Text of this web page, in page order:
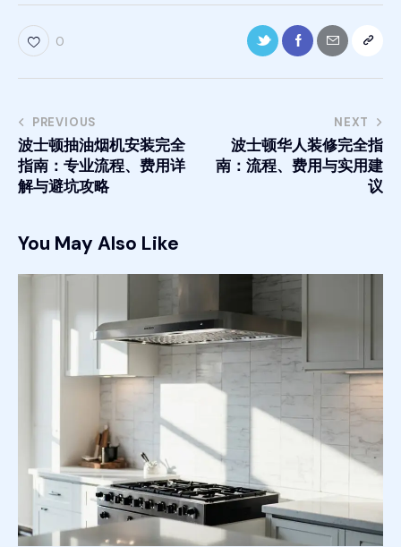
0
PREVIOUS
波士顿抽油烟机安装完全
指南：专业流程、费用详
解与避坑攻略
NEXT
波士顿华人装修完全指
南：流程、费用与实用建
议
You May Also Like